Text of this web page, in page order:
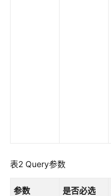
读
表2 Query参数
参数 是否必选